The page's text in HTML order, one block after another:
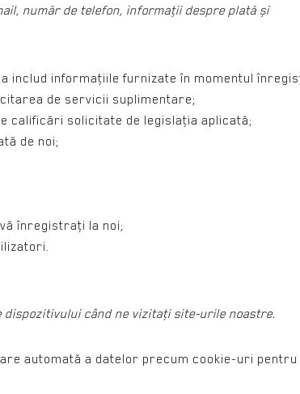
număr de telefon, informaţii despre plată și
includ informaţiile furnizate în momentul
de servicii suplimentare;
calificări solicitate de legislaţia aplicată;
de noi;
înregistraţi la noi;
când ne vizitaţi site-urile noastre.
automată a datelor precum cookie-uri pentru